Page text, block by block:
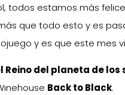
todos estamos más
que todo esto y es
y es que este mes
Reino del planeta de los
Back to Black.